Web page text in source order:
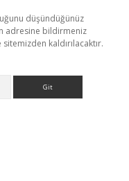
düşündüğünüz
adresine bildirmeniz
kaldırılacaktır.